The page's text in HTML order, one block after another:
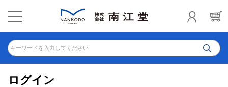
キーワードを入力してください
ログイン